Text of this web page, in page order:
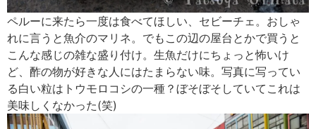
ペルーに来たら一度は食べてほしい、セビーチェ。おしゃ
れに言うと魚介のマリネ。でもこの辺の屋台とかで買うと
こんな感じの雑な盛り付け。生魚だけにちょっと怖いけ
ど、酢の物が好きな人にはたまらない味。写真に写ってい
る白い粒はトウモロコシの一種？ぼそぼそしていてこれは
美味しくなかった(笑)